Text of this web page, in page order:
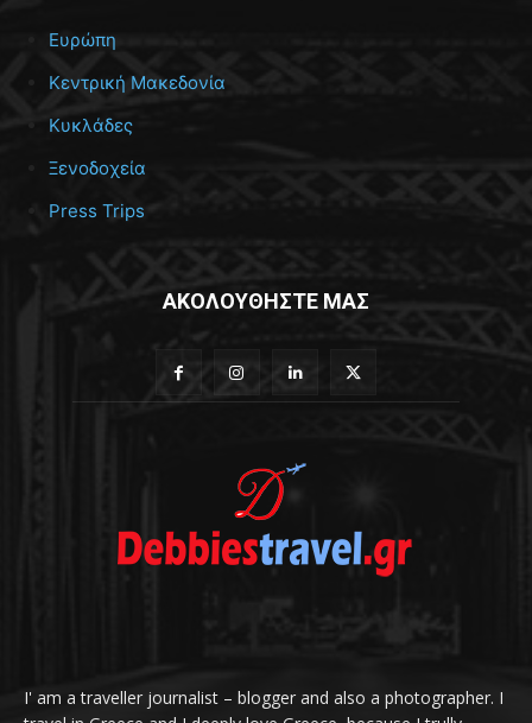
Ευρώπη
Κεντρική Μακεδονία
Κυκλάδες
Ξενοδοχεία
Press Trips
ΑΚΟΛΟΥΘΗΣΤΕ ΜΑΣ
I' am a traveller journalist – blogger and also a photographer. I